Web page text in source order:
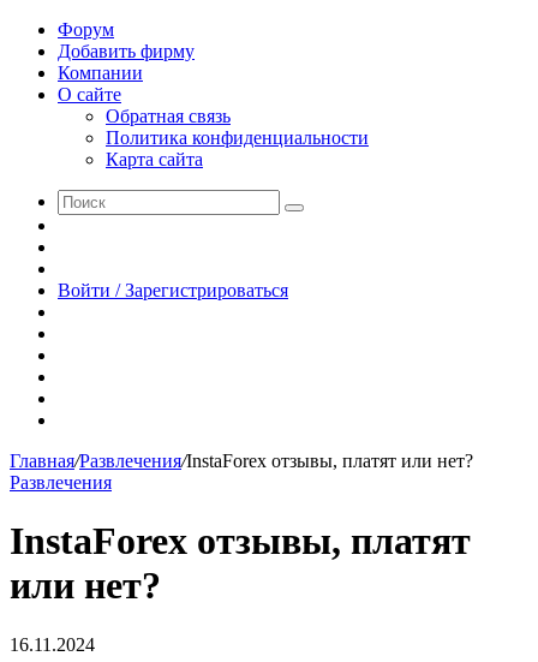
Форум
Добавить фирму
Компании
О сайте
Обратная связь
Политика конфиденциальности
Карта сайта
Поиск
статья
Войти / Зарегистрироваться
Главная/Развлечения/InstaForex отзывы, платят или нет?
Развлечения
InstaForex отзывы, платят
или нет?
16.11.2024